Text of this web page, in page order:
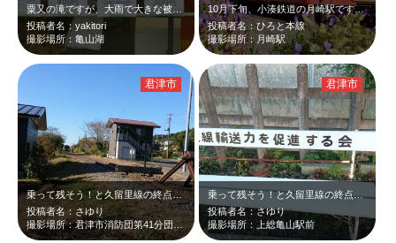
粟又の滝ですが、大雨で大きな被害を受けていて、いつもの撮影ポイントは、全滅して…
投稿者名：yakitori
撮影場所：亀山湖
10月下旬、小湊鉄道の月崎駅です。午後の日差しを受けたキハ40を青い花と一緒に…
投稿者名：ひろと本線
撮影場所：月崎駅
乗って残そう！と久留里線の終点 上総亀山駅まで来ました。1936年（昭和11年…
投稿者名：さゆり
撮影場所：君津市消防団第41分団近く
君津市
乗って残そう！と久留里線の終点 上総亀山駅まで来ました。 ＞上総松丘駅の標高…
投稿者名：さゆり
撮影場所：上総亀山駅前
君津市